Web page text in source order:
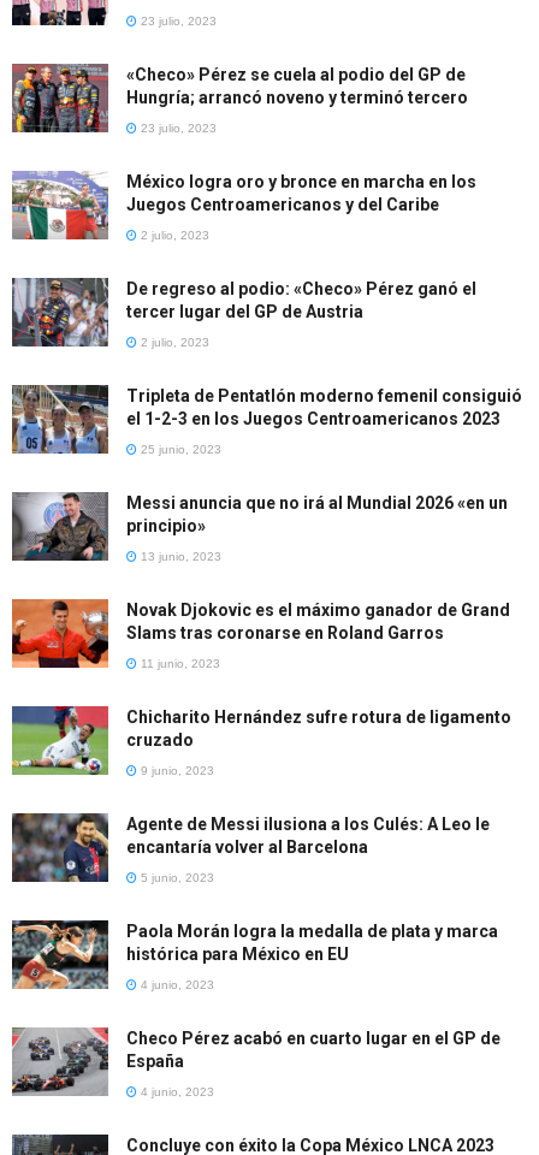
23 julio, 2023
«Checo» Pérez se cuela al podio del GP de
Hungría; arrancó noveno y terminó tercero
23 julio, 2023
México logra oro y bronce en marcha en los
Juegos Centroamericanos y del Caribe
2 julio, 2023
De regreso al podio: «Checo» Pérez ganó el
tercer lugar del GP de Austria
2 julio, 2023
Tripleta de Pentatlón moderno femenil consiguió
el 1-2-3 en los Juegos Centroamericanos 2023
25 junio, 2023
Messi anuncia que no irá al Mundial 2026 «en un
principio»
13 junio, 2023
Novak Djokovic es el máximo ganador de Grand
Slams tras coronarse en Roland Garros
11 junio, 2023
Chicharito Hernández sufre rotura de ligamento
cruzado
9 junio, 2023
Agente de Messi ilusiona a los Culés: A Leo le
encantaría volver al Barcelona
5 junio, 2023
Paola Morán logra la medalla de plata y marca
histórica para México en EU
4 junio, 2023
Checo Pérez acabó en cuarto lugar en el GP de
España
4 junio, 2023
Concluye con éxito la Copa México LNCA 2023